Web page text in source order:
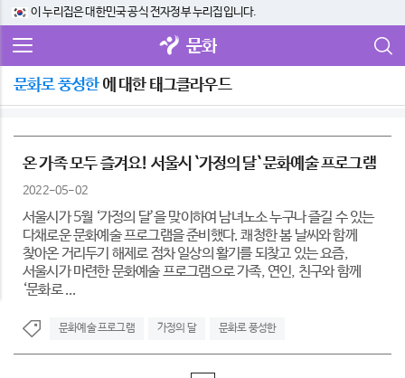
이 누리집은 대한민국 공식 전자정부 누리집입니다.
문화
문화로 풍성한에 대한 태그클라우드
온 가족 모두 즐겨요! 서울시 `가정의 달` 문화예술 프로그램
2022-05-02
서울시가 5월 ‘가정의 달’을 맞이하여 남녀노소 누구나 즐길 수 있는
다채로운 문화예술 프로그램을 준비했다. 쾌청한 봄 날씨와 함께
찾아온 거리두기 해제로 점차 일상의 활기를 되찾고 있는 요즘,
서울시가 마련한 문화예술 프로그램으로 가족, 연인, 친구와 함께
‘문화로 ...
문화예술 프로그램 가정의 달 문화로 풍성한